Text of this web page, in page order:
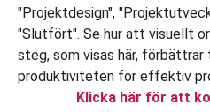
Klicka här för att